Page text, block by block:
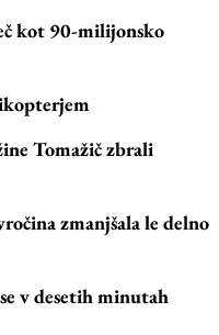
kot 90-milijonsko
Tomažič zbrali
zmanjšala le delno
v desetih minutah